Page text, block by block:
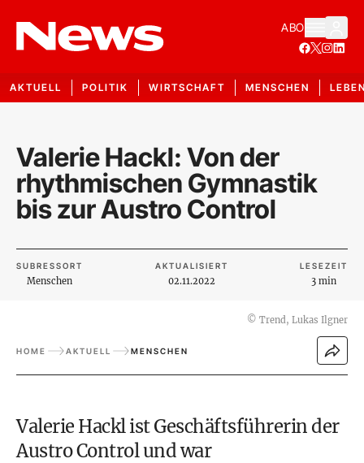
ABO
AKTUELL POLITIK WIRTSCHAFT MENSCHEN
Valerie Hackl: Von der
rhythmischen Gymnastik
bis zur Austro Control
SUBRESSORT
Menschen
AKTUALISIERT
02.11.2022
LESEZEIT
3 min
© Trend, Lukas Ilgner
HOME AKTUELL MENSCHEN
Valerie Hackl ist Geschäftsführerin der
Austro Control und war